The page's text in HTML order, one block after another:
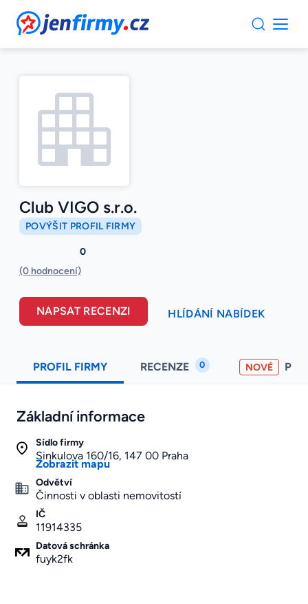
JenFirmy.cz
Club VIGO s.r.o.
POVÝŠIT PROFIL FIRMY
0
(0 hodnocení)
NAPSAT RECENZI HLÍDÁNÍ NABÍDEK
PROFIL FIRMY RECENZE 0 NOVÉ
Základní informace
Sídlo firmy
Sinkulova 160/16, 147 00 Praha
Zobrazit mapu
Odvětví
Činnosti v oblasti nemovitostí
IČ
11914335
Datová schránka
fuyk2fk